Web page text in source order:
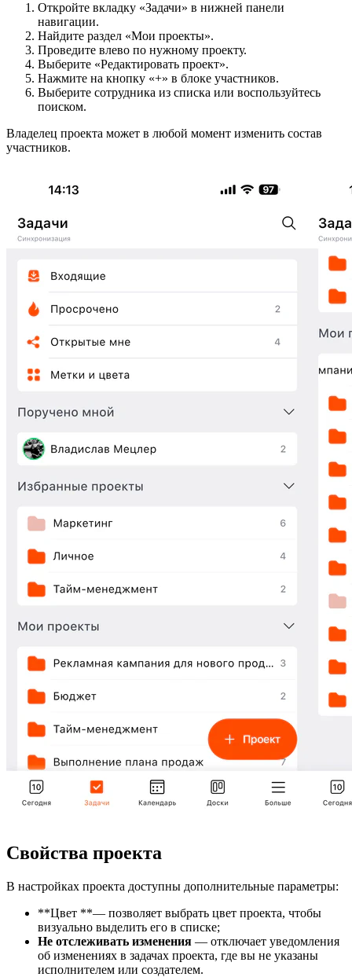
Откройте вкладку «Задачи» в нижней панели
навигации.
Найдите раздел «Мои проекты».
Проведите влево по нужному проекту.
Выберите «Редактировать проект».
Нажмите на кнопку «+» в блоке участников.
Выберите сотрудника из списка или воспользуйтесь
поиском.
Владелец проекта может в любой момент изменить состав
участников.
Свойства проекта
В настройках проекта доступны дополнительные параметры:
**Цвет **— позволяет выбрать цвет проекта, чтобы
визуально выделить его в списке;
Не отслеживать изменения — отключает уведомления
об изменениях в задачах проекта, где вы не указаны
исполнителем или создателем.